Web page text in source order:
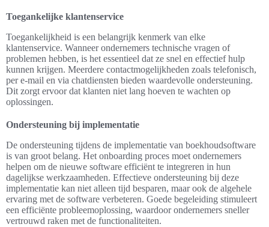
Toegankelijke klantenservice
Toegankelijkheid is een belangrijk kenmerk van elke
klantenservice. Wanneer ondernemers technische vragen of
problemen hebben, is het essentieel dat ze snel en effectief hulp
kunnen krijgen. Meerdere contactmogelijkheden zoals telefonisch,
per e-mail en via chatdiensten bieden waardevolle ondersteuning.
Dit zorgt ervoor dat klanten niet lang hoeven te wachten op
oplossingen.
Ondersteuning bij implementatie
De ondersteuning tijdens de implementatie van boekhoudsoftware
is van groot belang. Het onboarding proces moet ondernemers
helpen om de nieuwe software efficiënt te integreren in hun
dagelijkse werkzaamheden. Effectieve ondersteuning bij deze
implementatie kan niet alleen tijd besparen, maar ook de algehele
ervaring met de software verbeteren. Goede begeleiding stimuleert
een efficiënte probleemoplossing, waardoor ondernemers sneller
vertrouwd raken met de functionaliteiten.